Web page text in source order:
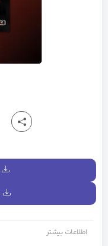
اطلاعات بیشتر